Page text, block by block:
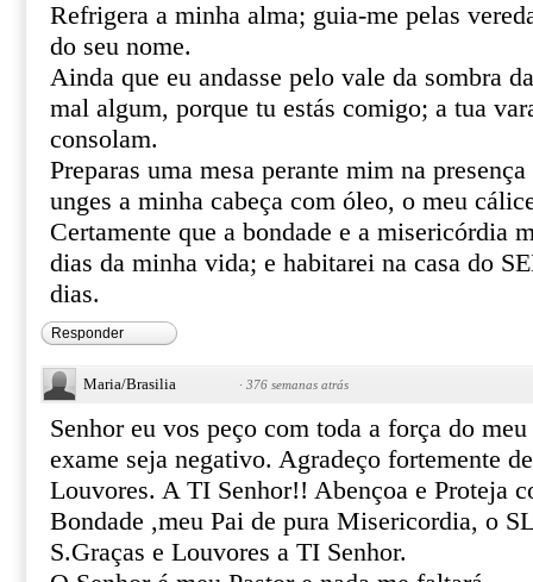
Refrigera a minha alma; guia-me pelas
do seu nome.
Ainda que eu andasse pelo vale da sombra
mal algum, porque tu estás comigo; a tua
consolam.
Preparas uma mesa perante mim na
unges a minha cabeça com óleo, o meu
Certamente que a bondade e a misericórdia
dias da minha vida; e habitarei na casa do
dias.
Responder
Maria/Brasilia · 376 semanas atrás
Senhor eu vos peço com toda a força do
exame seja negativo. Agradeço fortemente
Louvores. A TI Senhor!! Abençoa e Proteja
Bondade ,meu Pai de pura Misericordia, o
S.Graças e Louvores a TI Senhor.